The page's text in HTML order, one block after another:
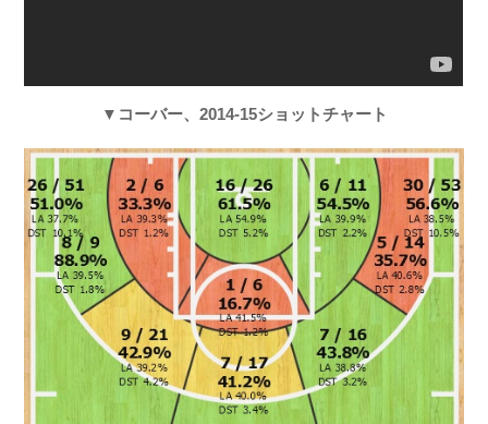
▼コーバー、2014-15ショットチャート